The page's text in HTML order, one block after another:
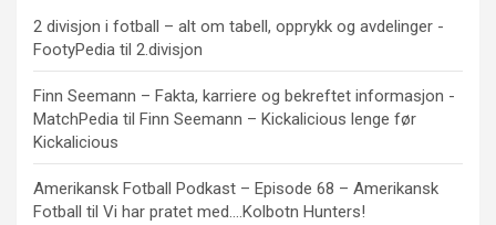
2 divisjon i fotball – alt om tabell, opprykk og avdelinger -
FootyPedia til 2.divisjon
Finn Seemann – Fakta, karriere og bekreftet informasjon -
MatchPedia til Finn Seemann – Kickalicious lenge før
Kickalicious
Amerikansk Fotball Podkast – Episode 68 – Amerikansk
Fotball til Vi har pratet med….Kolbotn Hunters!